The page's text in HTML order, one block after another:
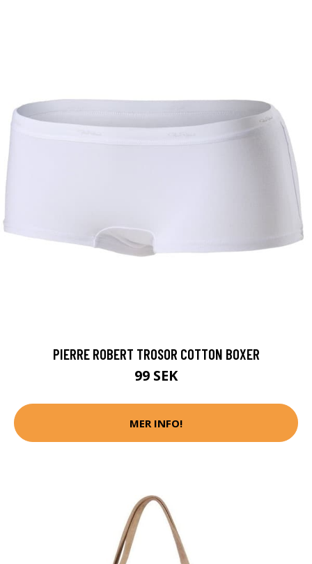
PIERRE ROBERT TROSOR COTTON BOXER
99 SEK
MER INFO!